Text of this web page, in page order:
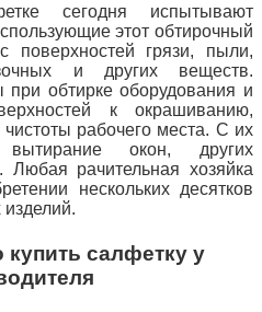
сегодня испытывают
этот обтирочный
поверхностей грязи, пыли,
и других веществ.
при обтирке оборудования и
к окрашиванию,
рабочего места. С их
окон, других
Любая рачительная хозяйка
нескольких десятков
салфетку у